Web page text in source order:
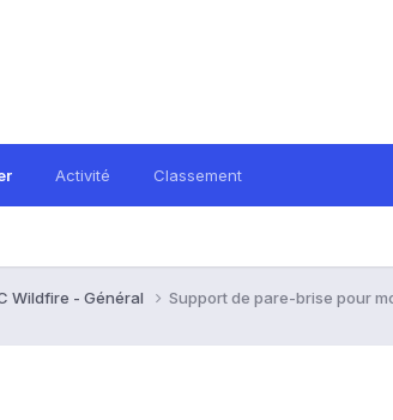
Activité Classement
Wildfire - Général Support de pare-brise pour